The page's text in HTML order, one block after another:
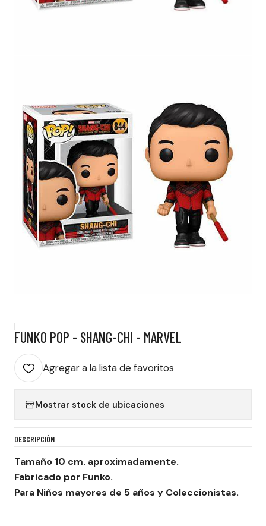
|
FUNKO POP - SHANG-CHI - MARVEL
Agregar a la lista de favoritos
Mostrar stock de ubicaciones
DESCRIPCIÓN
Tamaño 10 cm. aproximadamente.
Fabricado por Funko.
Para Niños mayores de 5 años y Coleccionistas.